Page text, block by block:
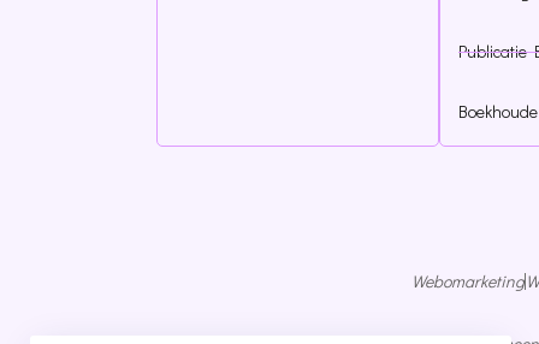
Publicatie
Webomarketing